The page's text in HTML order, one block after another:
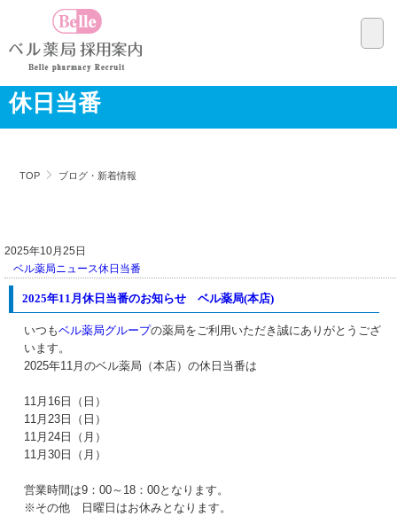
休日当番
TOP ブログ・新着情報
2025年10月25日
ベル薬局ニュース休日当番
2025年11月休日当番のお知らせ ベル薬局(本店)
いつもベル薬局グループの薬局をご利用いただき誠にありがとうござ
います。
2025年11月のベル薬局（本店）の休日当番は
11月16日（日）
11月23日（日）
11月24日（月）
11月30日（月）
営業時間は9：00～18：00となります。
※その他 日曜日はお休みとなります。